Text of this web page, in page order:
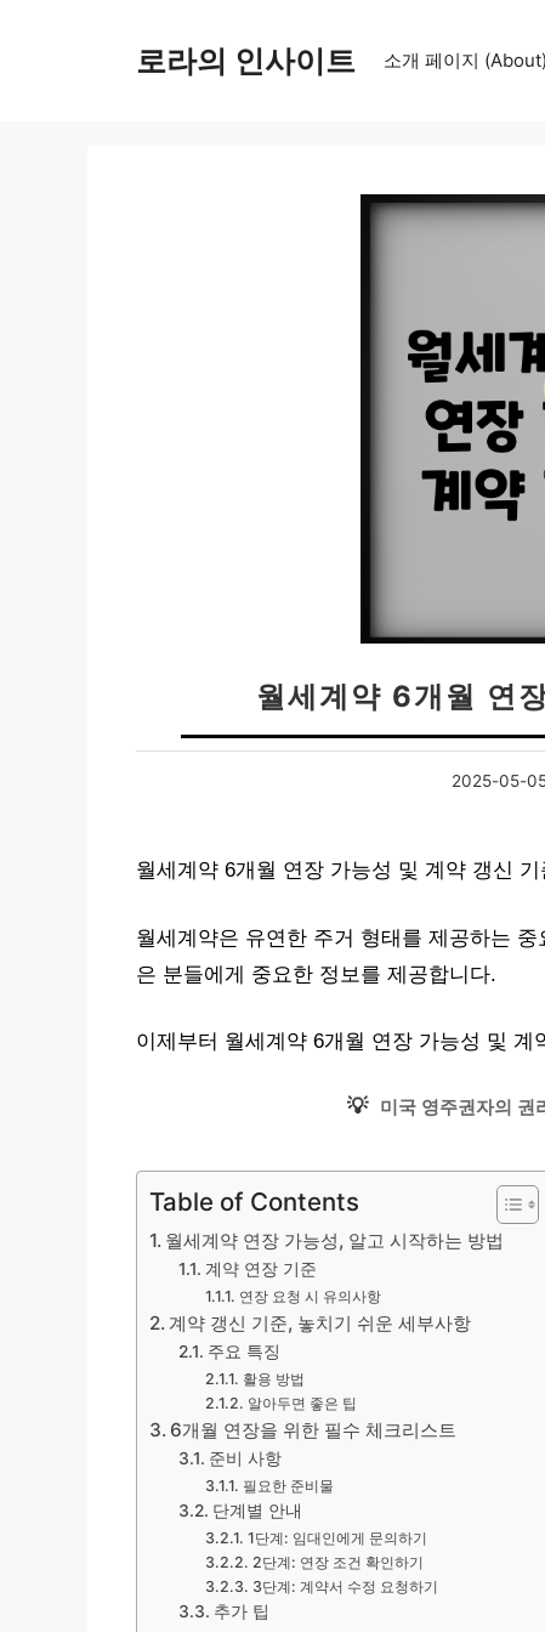
로라의 인사이트 소개 페이지 (About)
월세계약 6개월 연
2025-05-
월세계약 6개월 연장 가능성 및 계약 갱신
월세계약은 유연한 주거 형태를 제공하는
은 분들에게 중요한 정보를 제공합니다.
이제부터 월세계약 6개월 연장 가능성 및
💡 미국 영주권자의 권
Table of Contents
월세계약 연장 가능성, 알고 시작하는 방법
계약 연장 기준
연장 요청 시 유의사항
계약 갱신 기준, 놓치기 쉬운 세부사항
주요 특징
활용 방법
알아두면 좋은 팁
6개월 연장을 위한 필수 체크리스트
준비 사항
필요한 준비물
단계별 안내
1단계: 임대인에게 문의하기
2단계: 연장 조건 확인하기
3단계: 계약서 수정 요청하기
추가 팁